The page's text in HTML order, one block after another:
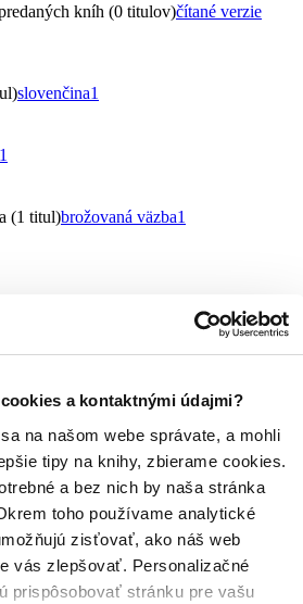
a kontaktnými údajmi?
na našom webe správate, a mohli
tipy na knihy, zbierame cookies.
a bez nich by naša stránka
toho používame analytické
zisťovať, ako náš web
vás zlepšovať. Personalizačné
prispôsobovať stránku pre vašu
kníh (0 titulov)čítané verzie
slovenčina1
1
(1 titul)brožovaná väzba1
Humenné (Na korze)